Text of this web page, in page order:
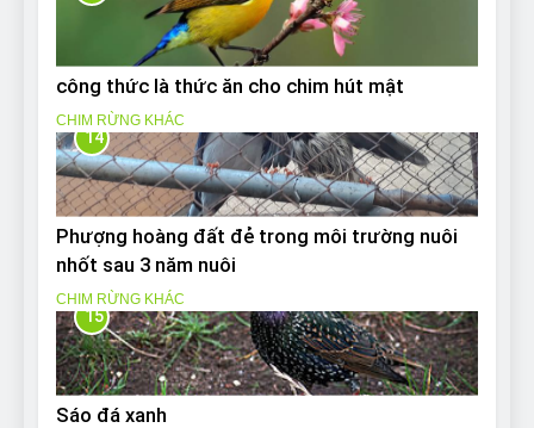
công thức là thức ăn cho chim hút mật
CHIM RỪNG KHÁC
14
Phượng hoàng đất đẻ trong môi trường nuôi
nhốt sau 3 năm nuôi
CHIM RỪNG KHÁC
15
Sáo đá xanh